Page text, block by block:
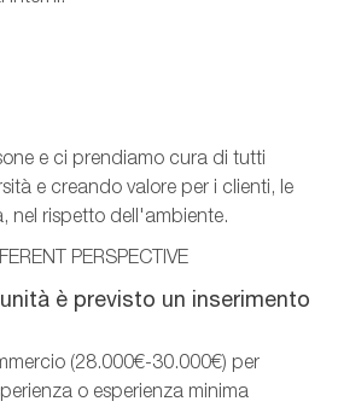
e ci prendiamo cura di tutti
e creando valore per i clienti, le
nel rispetto dell'ambiente.
PERSPECTIVE
è previsto un inserimento
(28.000€-30.000€) per
o esperienza minima